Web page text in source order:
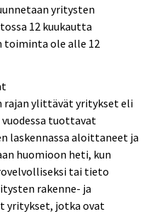
yritysten
12 kuukautta
toiminta ole alle 12
rajan ylittävät yritykset eli
vuodessa tuottavat
laskennassa aloittaneet ja
huomioon heti, kun
tai tieto
rakenne- ja
yritykset, jotka ovat